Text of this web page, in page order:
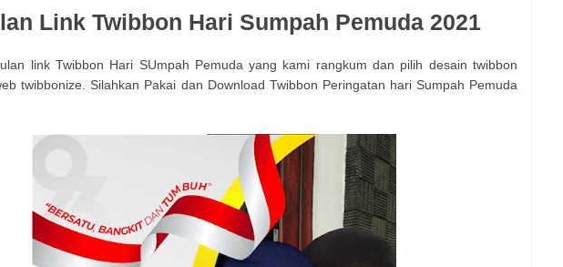
Link Twibbon Hari Sumpah Pemuda 2021
link Twibbon Hari SUmpah Pemuda yang kami rangkum dan pilih desain twibbon
twibbonize. Silahkan Pakai dan Download Twibbon Peringatan hari Sumpah Pemuda